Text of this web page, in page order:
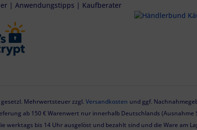
| Anwendungstipps | Kaufberater
Mehrwertsteuer zzgl. Versandkosten und ggf.
ab 150 € Warenwert nur innerhalb Deutschlands
werktags bis 14 Uhr ausgelöst und bezahlt sind und die Ware am